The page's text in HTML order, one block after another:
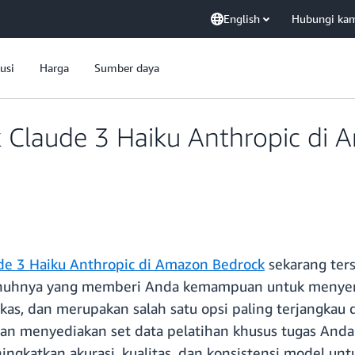
English Hubungi
Harga Sumber daya
3 Haiku Anthropic di
3 Haiku Anthropic di Amazon Bedrock sekarang
yang memberi Anda kemampuan untuk
dan merupakan salah satu opsi paling
menyediakan set data pelatihan khusus tugas